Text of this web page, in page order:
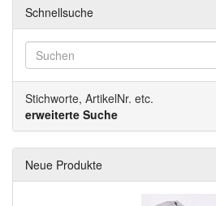
Schnellsuche
Stichworte, ArtikelNr. etc.
erweiterte Suche
Neue Produkte